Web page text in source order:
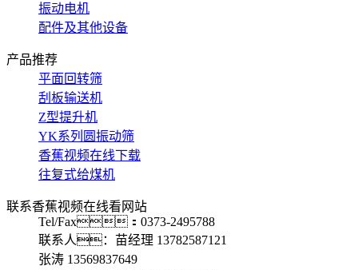
振动电机
配件及其他设备
产品推荐
平面回转筛
刮板输送机
Z型提升机
YK系列圆振动筛
香蕉视频在线下载
往复式给煤机
联系香蕉视频在线看网站
Tel/Fax：0373-2495788
联系人：苗经理 13782587121
张涛 13569837649